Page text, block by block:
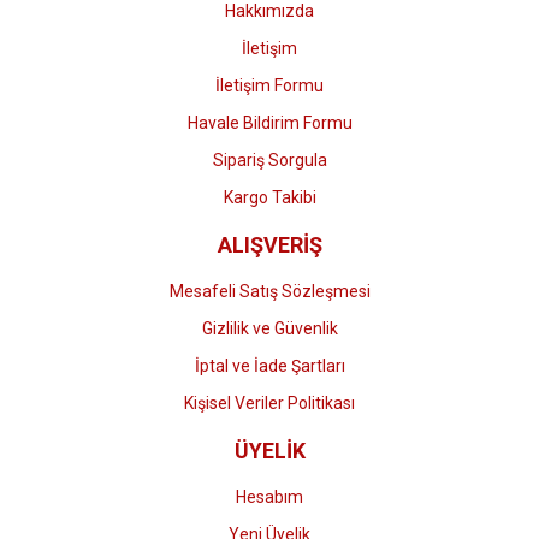
Gönder
Hakkımızda
İletişim
İletişim Formu
Havale Bildirim Formu
Sipariş Sorgula
Kargo Takibi
ALIŞVERİŞ
Mesafeli Satış Sözleşmesi
Gizlilik ve Güvenlik
İptal ve İade Şartları
Kişisel Veriler Politikası
ÜYELİK
Hesabım
Yeni Üyelik